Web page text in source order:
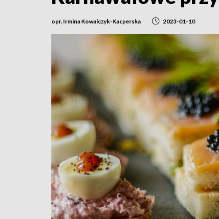
opr. Irmina Kowalczyk-Kacperska 2023-01-10